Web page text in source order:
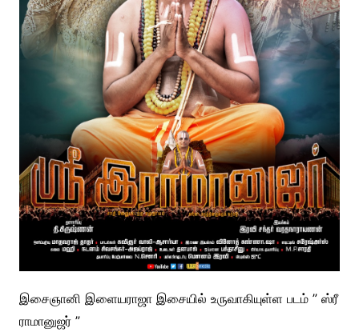
இசைஞானி இளையராஜா இசையில் உருவாகியுள்ள படம் ” ஸ்ரீ
ராமானுஜர் ”